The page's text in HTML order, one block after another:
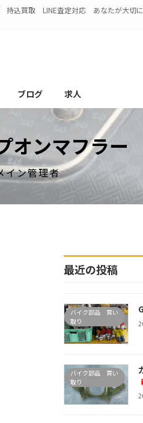
持込買取 LINE査定対応 あなたが大切
ブログ 求人
オンマフラー
イン管理者
最近の投稿
バイク部品 買い
取り
バイク部品 買い
取り